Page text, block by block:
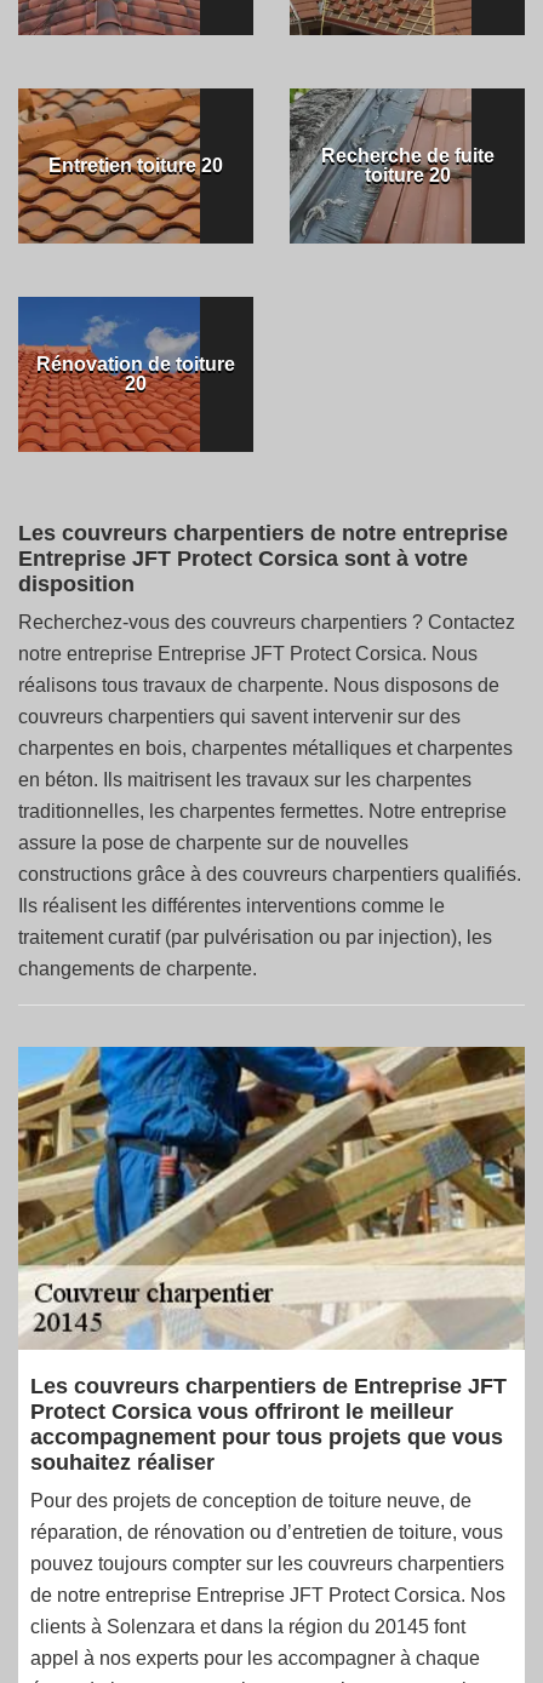
Entretien toiture 20
Recherche de fuite
toiture 20
Rénovation de toiture
20
Les couvreurs charpentiers de notre entreprise
Entreprise JFT Protect Corsica sont à votre
disposition
Recherchez-vous des couvreurs charpentiers ? Contactez
notre entreprise Entreprise JFT Protect Corsica. Nous
réalisons tous travaux de charpente. Nous disposons de
couvreurs charpentiers qui savent intervenir sur des
charpentes en bois, charpentes métalliques et charpentes
en béton. Ils maitrisent les travaux sur les charpentes
traditionnelles, les charpentes fermettes. Notre entreprise
assure la pose de charpente sur de nouvelles
constructions grâce à des couvreurs charpentiers qualifiés.
Ils réalisent les différentes interventions comme le
traitement curatif (par pulvérisation ou par injection), les
changements de charpente.
Les couvreurs charpentiers de Entreprise JFT
Protect Corsica vous offriront le meilleur
accompagnement pour tous projets que vous
souhaitez réaliser
Pour des projets de conception de toiture neuve, de
réparation, de rénovation ou d’entretien de toiture, vous
pouvez toujours compter sur les couvreurs charpentiers
de notre entreprise Entreprise JFT Protect Corsica. Nos
clients à Solenzara et dans la région du 20145 font
appel à nos experts pour les accompagner à chaque